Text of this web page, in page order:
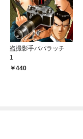
盗撮影手パパラッチ
1
440